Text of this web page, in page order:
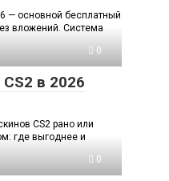
— основной бесплатный
вложений. Система
0
в 2026
CS2 рано или
где выгоднее и
0